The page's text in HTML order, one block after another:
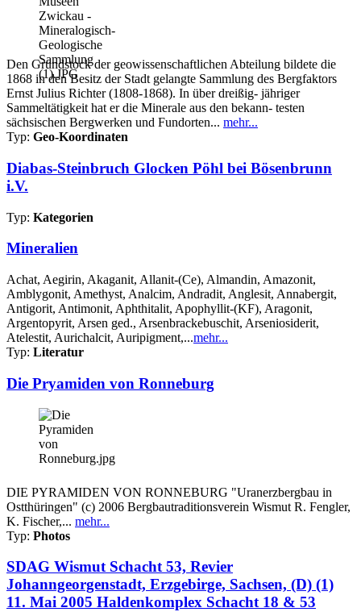
Den Grundstock der geowissenschaftlichen Abteilung bildete die
1868 in den Besitz der Stadt gelangte Sammlung des Bergfaktors
Ernst Julius Richter (1808-1868). In über dreißig- jähriger
Sammeltätigkeit hat er die Minerale aus den bekann- testen
sächsischen Bergwerken und Fundorten... mehr...
Typ: Geo-Koordinaten
Diabas-Steinbruch Glocken Pöhl bei Bösenbrunn
i.V.
Typ: Kategorien
Mineralien
Achat, Aegirin, Akaganit, Allanit-(Ce), Almandin, Amazonit,
Amblygonit, Amethyst, Analcim, Andradit, Anglesit, Annabergit,
Antigorit, Antimonit, Aphthitalit, Apophyllit-(KF), Aragonit,
Argentopyrit, Arsen ged., Arsenbrackebuschit, Arseniosiderit,
Atelestit, Aurichalcit, Auripigment,...mehr...
Typ: Literatur
Die Pryamiden von Ronneburg
DIE PYRAMIDEN VON RONNEBURG "Uranerzbergbau in
Ostthüringen" (c) 2006 Bergbautraditionsverein Wismut R. Fengler,
K. Fischer,... mehr...
Typ: Photos
SDAG Wismut Schacht 53, Revier
Johanngeorgenstadt, Erzgebirge, Sachsen, (D) (1)
11. Mai 2005 Haldenkomplex Schacht 18 & 53